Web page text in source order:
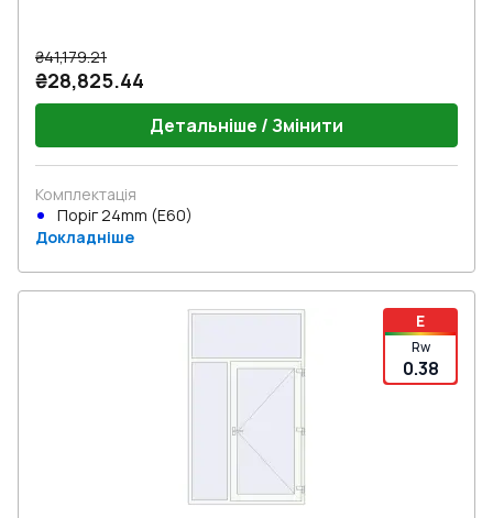
₴41,179.21
₴28,825.44
Детальніше / Змінити
Комплектація
Поріг 24mm (E60)
Докладніше
E
Rw
0.38